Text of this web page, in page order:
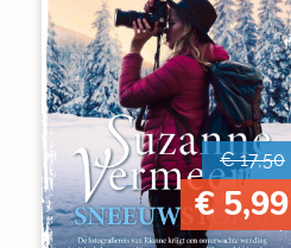
€ 17,50
€ 5,99